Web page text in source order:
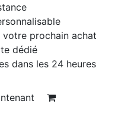
prochain achat
dédié
dans les 24 heures